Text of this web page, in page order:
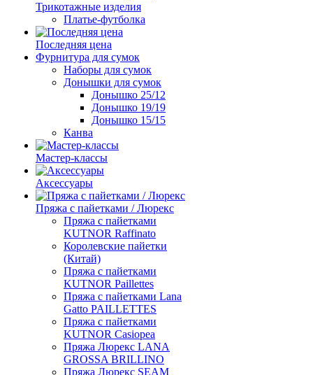
Трикотажные изделия
Платье-футболка
Последняя цена
Фурнитура для сумок
Наборы для сумок
Донышки для сумок
Донышко 25/12
Донышко 19/19
Донышко 15/15
Канва
Мастер-классы
Аксессуары
Пряжа с пайетками / Люрекс
Пряжа с пайетками
KUTNOR Raffinato
Королевские пайетки
(Китай)
Пряжа с пайетками
KUTNOR Paillettes
Пряжа с пайетками Lana
Gatto PAILLETTES
Пряжа с пайетками
KUTNOR Casiopea
Пряжа Люрекс LANA
GROSSA BRILLINO
Пряжа Люрекс SEAM